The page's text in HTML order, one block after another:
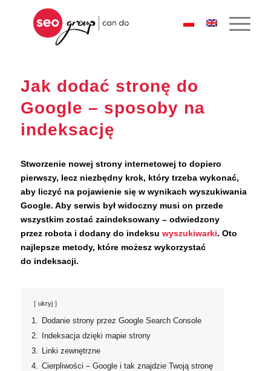
Jak dodać stronę do
Google – sposoby na
indeksację
Stworzenie nowej strony internetowej to dopiero
pierwszy, lecz niezbędny krok, który trzeba wykonać,
aby liczyć na pojawienie się w wynikach wyszukiwania
Google. Aby serwis był widoczny musi on przede
wszystkim zostać zaindeksowany – odwiedzony
przez robota i dodany do indeksu wyszukiwarki. Oto
najlepsze metody, które możesz wykorzystać
do indeksacji.
ukryj
1.
Dodanie strony przez Google Search Console
2.
Indeksacja dzięki mapie strony
3.
Linki zewnętrzne
4. Cierpliwości – Google i tak znajdzie Twoją stronę